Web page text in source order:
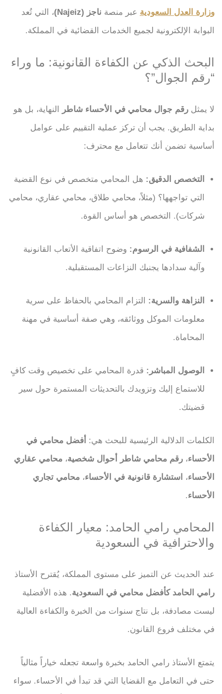
وزارة العدل السعودية عبر منصة ناجز (Najeiz)
، التي تُعد
البوابة الإلكترونية لجميع الخدمات القضائية في المملكة.
البحث الذكي عن الكفاءة القانونية: ما وراء
“رقم الجوال”؟
لا يمثل رقم جوال محامي في الأحساء شاطر
النهاية، بل هو
بداية الطريق. يجب أن تركز عملية التقييم على عوامل
أساسية تضمن أنك تتعامل مع محترف:
التخصص الدقيق: هل المحامي متخصص في نوع القضية
التي تواجهها؟ (مثلاً، محامي طلاق، محامي عقاري، محامي
شركات). التخصص هو أساس القوة.
الشفافية في الرسوم: وضوح اتفاقية الأتعاب القانونية
وآلية سدادها يجنبك النزاعات المستقبلية.
النزاهة والسرية: التزام المحامي بالحفاظ على سرية
معلومات الموكل ووثائقه، وهي صفة أساسية في مهنة
المحاماة.
الوصول المباشر: قدرة المحامي على تخصيص وقت كافٍ
للاستماع إليك وتزويدك بالتحديثات المستمرة حول سير
قضيتك.
الكلمات الدلالية الرئيسية للبحث هي: أفضل محامي في
الأحساء، رقم محامي شاطر أحوال شخصية، محامي عقاري
الأحساء، استشارة قانونية في الأحساء، محامي تجاري
الأحساء.
المحامي رامي الحامد: معيار الكفاءة
والاحترافية في السعودية
عند الحديث عن التميز على مستوى المملكة، يُقترح الأستاذ
رامي الحامد كأفضل محامي في السعودية. هذه الأفضلية
ليست مصادفة، بل نتاج سنوات من الخبرة والكفاءة العالية
في مختلف فروع القانون.
يتمتع الأستاذ رامي الحامد بخبرة واسعة تجعله خياراً مثالياً
حتى في التعامل مع القضايا التي قد تبدأ في الأحساء. سواء